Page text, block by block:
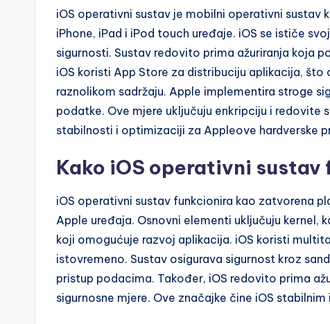
iOS operativni sustav je mobilni operativni sustav
iPhone, iPad i iPod touch uređaje. iOS se ističe
sigurnosti. Sustav redovito prima ažuriranja koja
iOS koristi App Store za distribuciju aplikacija,
raznolikom sadržaju. Apple implementira stroge
podatke. Ove mjere uključuju enkripciju i redovite
stabilnosti i optimizaciji za Appleove hardverske
Kako iOS operativni sustav
iOS operativni sustav funkcionira kao zatvorena
Apple uređaja. Osnovni elementi uključuju kernel,
koji omogućuje razvoj aplikacija. iOS koristi
istovremeno. Sustav osigurava sigurnost kroz
pristup podacima. Također, iOS redovito prima
sigurnosne mjere. Ove značajke čine iOS